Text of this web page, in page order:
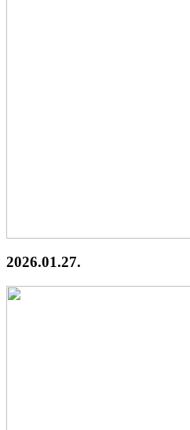
2026.01.27.